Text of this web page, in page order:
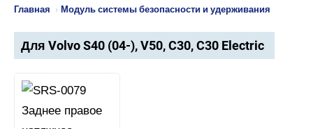
Главная › Модуль системы безопасности и удерживания
Для Volvo S40 (04-), V50, C30, C30 Electric